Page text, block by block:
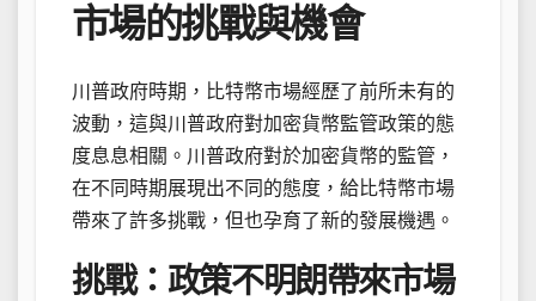
市場的挑戰與機會
川普政府時期，比特幣市場經歷了前所未有的
波動，這與川普政府對加密貨幣監管政策的態
度息息相關。川普政府對於加密貨幣的監管，
在不同時期展現出不同的態度，給比特幣市場
帶來了許多挑戰，但也孕育了新的發展機遇。
挑戰：政策不明朗帶來市場